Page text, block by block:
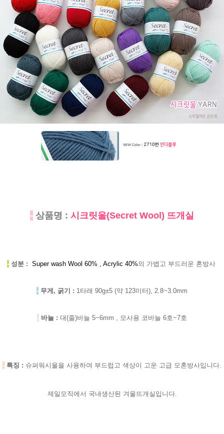
- 상품명 : 시크릿울(Secret Wool) 뜨개실
- 성분 : Super wash Wool 60% , Acrylic 40%의 가볍고 부드러운 혼방사
- 무게, 굵기 : 1타래 90g±5 (약 123미터), 2.8~3.0mm
- 바늘 : 대(줄)바늘 5~6mm , 모사용 코바늘 6호~7호
- 특징 : 슈퍼워시울을 사용하여 부드럽고 색상이 고운 고급 모혼방사입니다.
제일모직에서 국내생산된 겨울뜨개실입니다.